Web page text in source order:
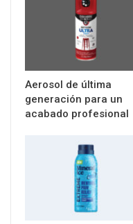
Aerosol de última
generación para un
acabado profesional